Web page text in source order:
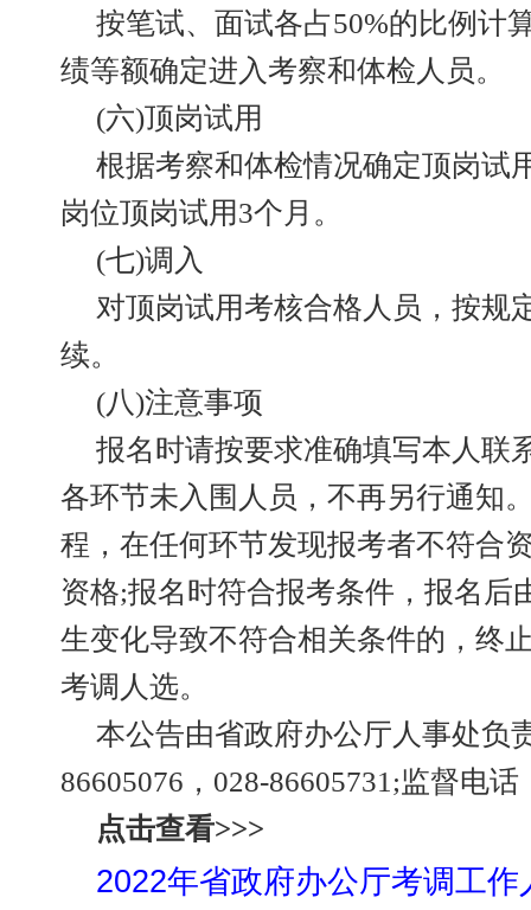
按笔试、面试各占50%的比例计
绩等额确定进入考察和体检人员。
(六)顶岗试用
根据考察和体检情况确定顶岗试
岗位顶岗试用3个月。
(七)调入
对顶岗试用考核合格人员，按规
续。
(八)注意事项
报名时请按要求准确填写本人联
各环节未入围人员，不再另行通知
程，在任何环节发现报考者不符合
资格;报名时符合报考条件，报名后
生变化导致不符合相关条件的，终
考调人选。
本公告由省政府办公厅人事处负
86605076，028-86605731;监督电话
点击查看>>>
2022年省政府办公厅考调工作